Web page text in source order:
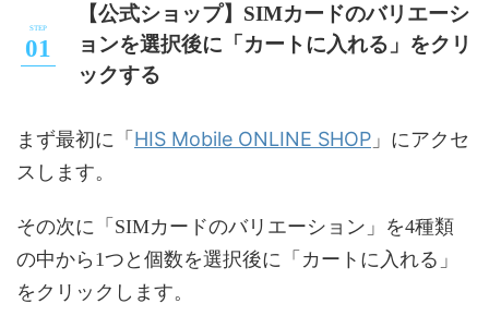
【公式ショップ】SIMカードのバリエーシ
ョンを選択後に「カートに入れる」をクリ
ックする
まず最初に「 HIS Mobile ONLINE SHOP 」にアクセ
スします。
その次に「SIMカードのバリエーション」を4種類
の中から1つと個数を選択後に「カートに入れる」
をクリックします。